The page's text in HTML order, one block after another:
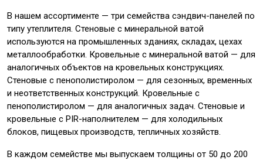
В нашем ассортименте — три семейства сэндвич-панелей по
типу утеплителя. Стеновые с минеральной ватой
используются на промышленных зданиях, складах, цехах
металлообработки. Кровельные с минеральной ватой — для
аналогичных объектов на кровельных конструкциях.
Стеновые с пенополистиролом — для сезонных, временных
и неответственных конструкций. Кровельные с
пенополистиролом — для аналогичных задач. Стеновые и
кровельные с PIR-наполнителем — для холодильных
блоков, пищевых производств, тепличных хозяйств.
В каждом семействе мы выпускаем толщины от 50 до 200